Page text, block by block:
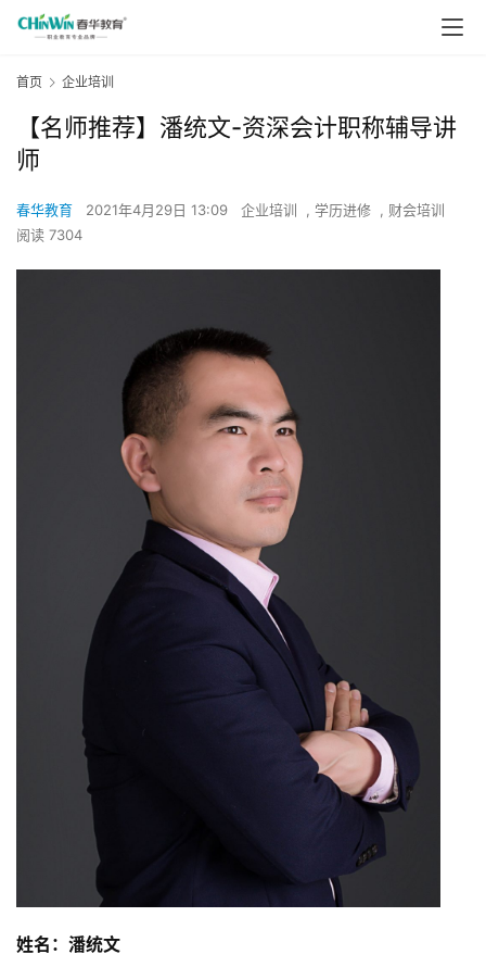
首页 企业培训
【名师推荐】潘统文-资深会计职称辅导讲
师
春华教育 2021年4月29日 13:09 企业培训 , 学历进修 , 财会培训
阅读 7304
姓名：潘统文